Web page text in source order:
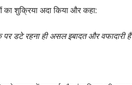
शुक्रिया अदा किया और कहा:
पर डटे रहना ही असल इबादत और वफादारी